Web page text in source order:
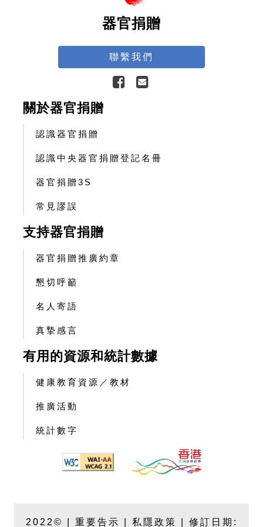
器官捐贈
聯繫我們
關於器官捐贈
認識器官捐贈
認識中央器官捐贈登記名冊
器官捐贈3S
常見謬誤
支持器官捐贈
器官捐贈推廣約章
懇切呼籲
名人寄語
真摯感言
有用的資源和統計數據
健康教育資源／教材
推廣活動
統計數字
2022© | 重要告示 私隱政策 | 修訂日期: